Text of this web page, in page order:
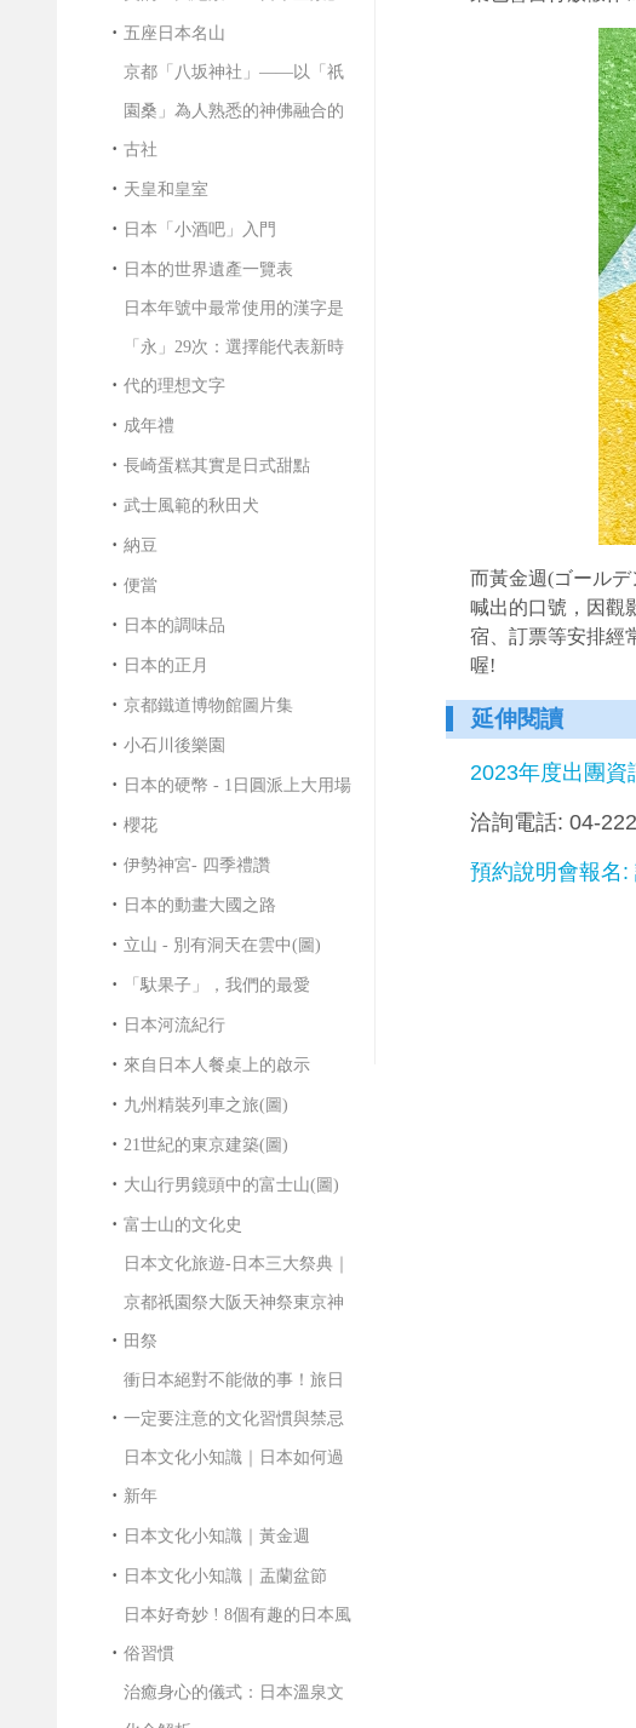
而黃金週(ゴール
喊出的口號，因觀
宿、訂票等安排經
喔!
延伸閱讀
2023年度出團資
洽詢電話: 04-
預約說明會報名:
五座日本名山
京都「八坂神社」——以「祇
園桑」為人熟悉的神佛融合的
古社
天皇和皇室
日本「小酒吧」入門
日本的世界遺產一覽表
日本年號中最常使用的漢字是
「永」29次：選擇能代表新時
代的理想文字
成年禮
長崎蛋糕其實是日式甜點
武士風範的秋田犬
納豆
便當
日本的調味品
日本的正月
京都鐵道博物館圖片集
小石川後樂園
日本的硬幣 - 1日圓派上大用場
櫻花
伊勢神宮- 四季禮讚
日本的動畫大國之路
立山 - 別有洞天在雲中(圖)
「馱果子」，我們的最愛
日本河流紀行
來自日本人餐桌上的啟示
九州精裝列車之旅(圖)
21世紀的東京建築(圖)
大山行男鏡頭中的富士山(圖)
富士山的文化史
日本文化旅遊-日本三大祭典｜
京都祇園祭大阪天神祭東京神
田祭
衝日本絕對不能做的事！旅日
一定要注意的文化習慣與禁忌
日本文化小知識｜日本如何過
新年
日本文化小知識｜黃金週
日本文化小知識｜盂蘭盆節
日本好奇妙 ! 8個有趣的日本風
俗習慣
治癒身心的儀式：日本溫泉文